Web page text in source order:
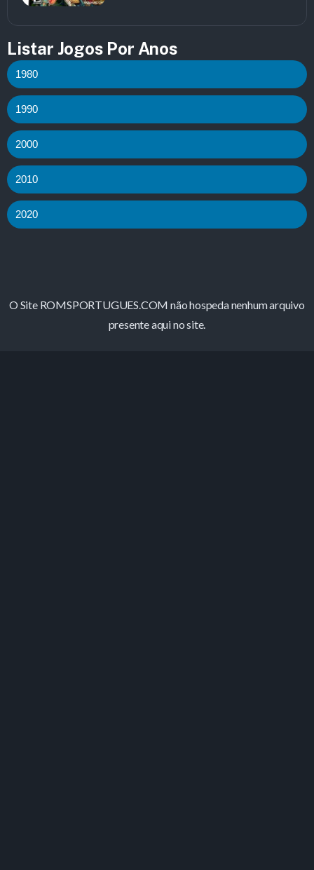
Listar Jogos Por Anos
1980
1990
2000
2010
2020
O Site ROMSPORTUGUES.COM não hospeda nenhum arquivo
presente aqui no site.